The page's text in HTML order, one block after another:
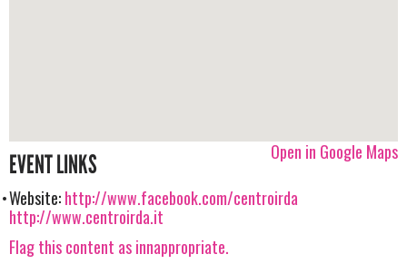
Open in Google Maps
EVENT LINKS
Website:http://www.facebook.com/centroirda
http://www.centroirda.it
Flag this content as innappropriate.